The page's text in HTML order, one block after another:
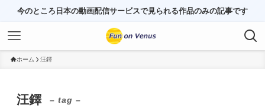
今のところ日本の動画配信サービスで見られる作品のみの記事です
ホーム 汪鐸
汪鐸 – tag –